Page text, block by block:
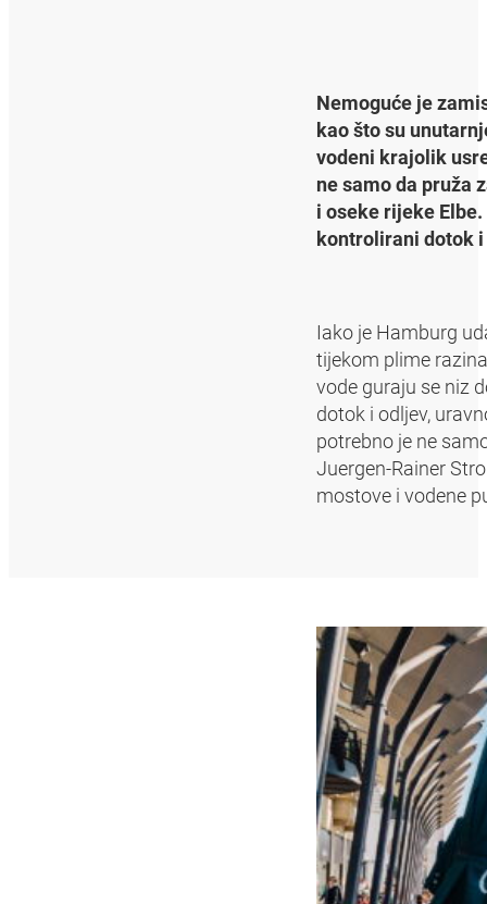
Nemoguće je
kao što su
vodeni krajolik
ne samo da pruža
i oseke rijeke
kontrolirani dotok
Iako je Hamburg
tijekom plime
vode guraju se niz
dotok i odljev,
potrebno je ne
Juergen-Rainer
mostove i vodene